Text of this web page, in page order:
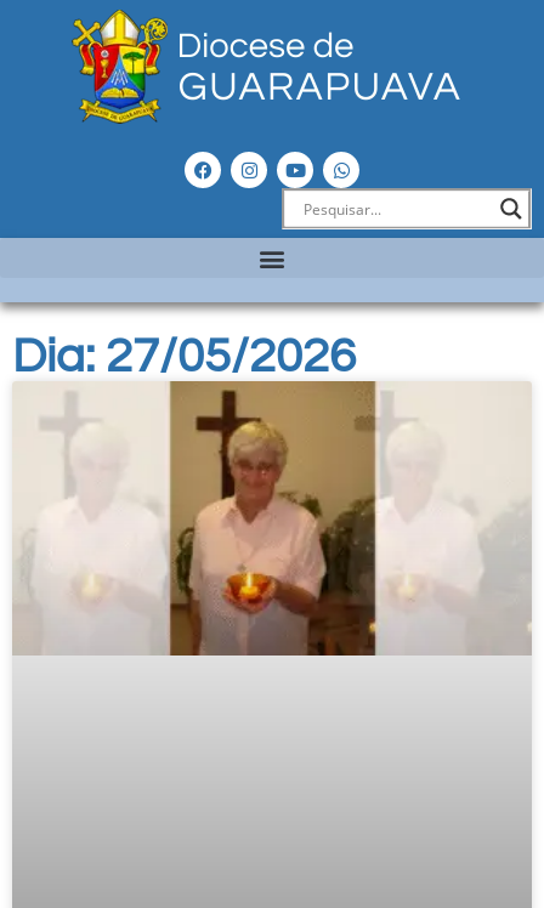
Dia: 27/05/2026